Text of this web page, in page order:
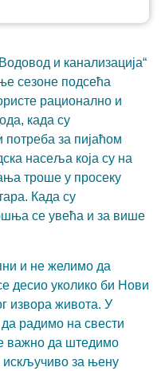
и канализација“
сезоне подсећа
рационално и
када су
потреба за пијаћом
насеља која су на
троше у просеку
Када су
се увећа и за више
и не желимо да
десио уколико би Нови
извора живота. У
радимо на свести
важно да штедимо
искључиво за њену